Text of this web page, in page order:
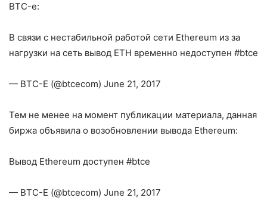
BTC-e:
В связи с нестабильной работой сети Ethereum из за
нагрузки на сеть вывод ETH временно недоступен #btce
— BTC-E (@btcecom) June 21, 2017
Тем не менее на момент публикации материала, данная
биржа объявила о возобновлении вывода Ethereum:
Вывод Ethereum доступен #btce
— BTC-E (@btcecom) June 21, 2017